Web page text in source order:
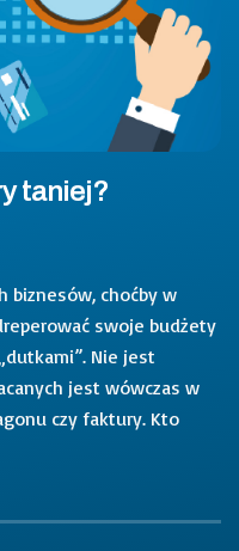
taniej?
biznesów, choćby w
swoje budżety
Nie jest
jest wówczas w
czy faktury. Kto